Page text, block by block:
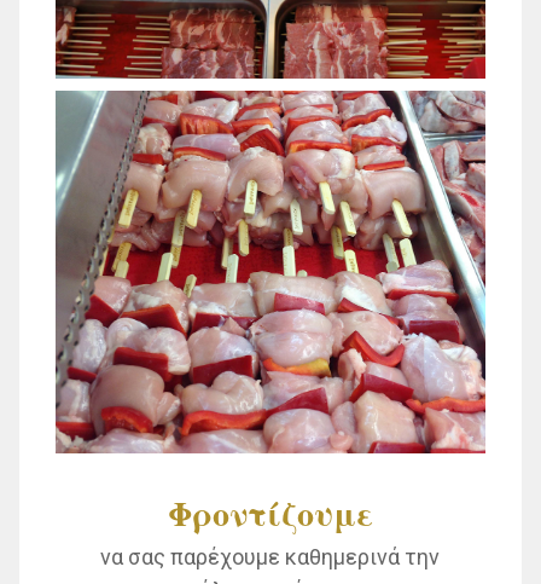
Φροντίζουμε
να σας παρέχουμε καθημερινά την